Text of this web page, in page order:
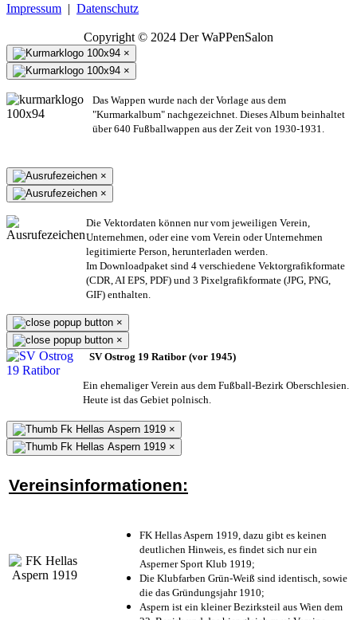
Impressum | Datenschutz
Copyright © 2024 Der WaPPenSalon
×
×
Das Wappen wurde nach der Vorlage aus dem
"Kurmarkalbum" nachgezeichnet. Dieses Album beinhaltet
über 640 Fußballwappen aus der Zeit von 1930-1931.
×
×
Die Vektordaten können nur vom jeweiligen Verein,
Unternehmen, oder eine vom Verein oder Unternehmen
legitimierte Person, herunterladen werden.
Im Downloadpaket sind 4 verschiedene Vektorgrafikformate
(CDR, AI EPS, PDF) und 3 Pixelgrafikformate (JPG, PNG,
GIF) enthalten.
×
×
SV Ostrog 19 Ratibor (vor 1945)
Ein ehemaliger Verein aus dem Fußball-Bezirk Oberschlesien.
Heute ist das Gebiet polnisch.
×
×
Vereinsinformationen:
FK Hellas Aspern 1919, dazu gibt es keinen
deutlichen Hinweis, es findet sich nur ein
Asperner Sport Klub 1919;
Die Klubfarben Grün-Weiß sind identisch, sowie
die das Gründungsjahr 1910;
Aspern ist ein kleiner Bezirksteil aus Wien dem